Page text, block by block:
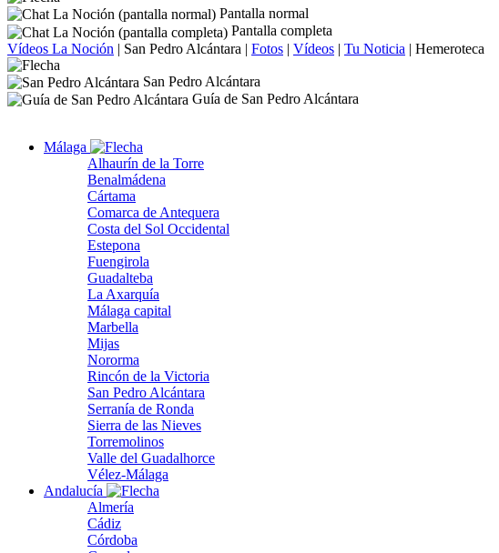
Pantalla normal
Pantalla completa
Vídeos La Noción | San Pedro Alcántara | Fotos | Vídeos | Tu Noticia | Hemeroteca
San Pedro Alcántara
Guía de San Pedro Alcántara
Málaga
Alhaurín de la Torre
Benalmádena
Cártama
Comarca de Antequera
Costa del Sol Occidental
Estepona
Fuengirola
Guadalteba
La Axarquía
Málaga capital
Marbella
Mijas
Nororma
Rincón de la Victoria
San Pedro Alcántara
Serranía de Ronda
Sierra de las Nieves
Torremolinos
Valle del Guadalhorce
Vélez-Málaga
Andalucía
Almería
Cádiz
Córdoba